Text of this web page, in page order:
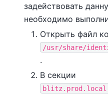
задействовать
необходимо
Открыть файл
/usr/share/
.
В секции